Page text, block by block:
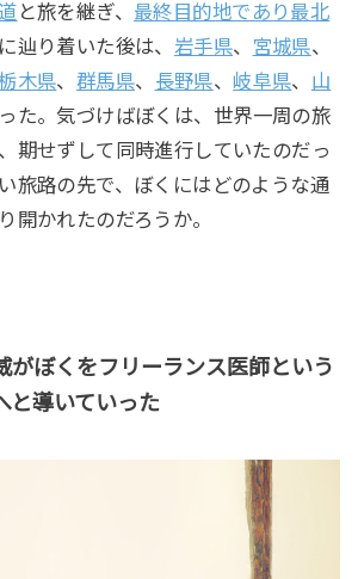
と旅を継ぎ、 最終目的地であり最北
に辿り着いた後は、 岩手県、 宮城県、
木県、 群馬県、 長野県、岐阜県、 山
た。気づけばぼくは、世界一周の旅
期せずして同時進行していたのだっ
旅路の先で、ぼくにはどのような通
開かれたのだろうか。
がぼくをフリーランス医師という
と導いていった